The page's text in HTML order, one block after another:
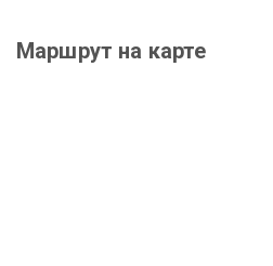
Маршрут на карте